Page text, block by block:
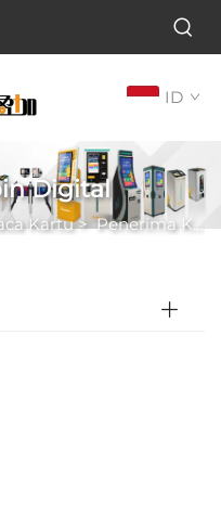
ID
Digital
Kartu>Penerima Koin Digital